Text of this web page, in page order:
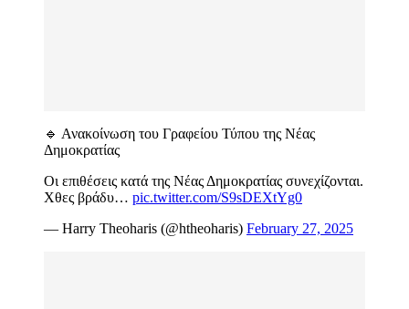
🔹 Ανακοίνωση του Γραφείου Τύπου της Νέας
Δημοκρατίας
Οι επιθέσεις κατά της Νέας Δημοκρατίας συνεχίζονται.
Χθες βράδυ… pic.twitter.com/S9sDEXtYg0
— Harry Theoharis (@htheoharis) February 27, 2025